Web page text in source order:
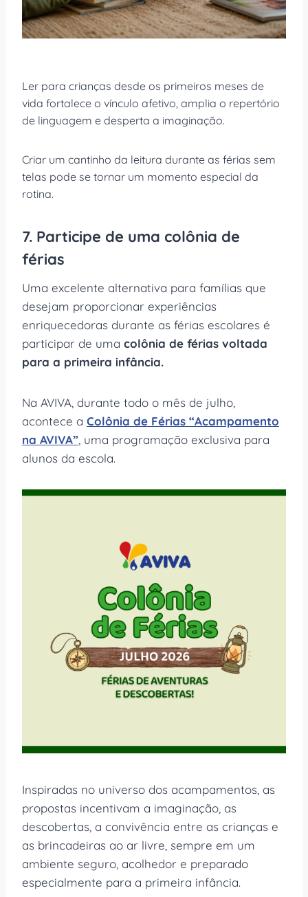
Ler para crianças desde os primeiros meses de
vida fortalece o vínculo afetivo, amplia o repertório
de linguagem e desperta a imaginação.
Criar um cantinho da leitura durante as férias sem
telas pode se tornar um momento especial da
rotina.
7. Participe de uma colônia de
férias
Uma excelente alternativa para famílias que
desejam proporcionar experiências
enriquecedoras durante as férias escolares é
participar de uma colônia de férias voltada
para a primeira infância.
Na AVIVA, durante todo o mês de julho,
acontece a Colônia de Férias “Acampamento
na AVIVA” , uma programação exclusiva para
alunos da escola.
Inspiradas no universo dos acampamentos, as
propostas incentivam a imaginação, as
descobertas, a convivência entre as crianças e
as brincadeiras ao ar livre, sempre em um
ambiente seguro, acolhedor e preparado
especialmente para a primeira infância.